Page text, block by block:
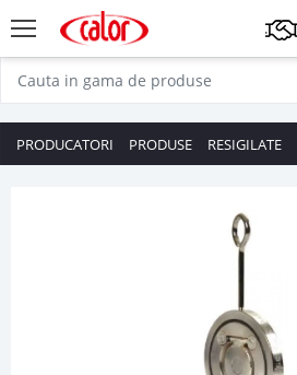
PRODUCATORI PRODUSE RESIGILATE